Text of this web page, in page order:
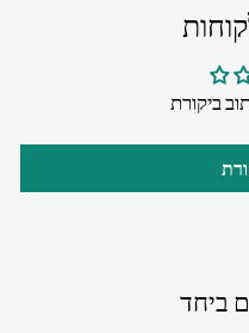
ביקורת
ביחד